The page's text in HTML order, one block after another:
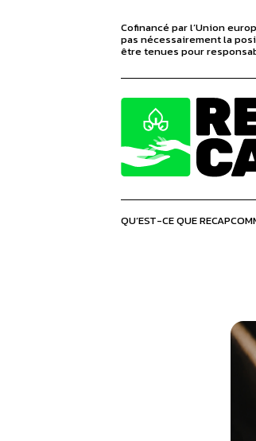
Cofinancé par l’Union
pas nécessairement la
être tenues pour
QU’EST-CE QUE RECAP